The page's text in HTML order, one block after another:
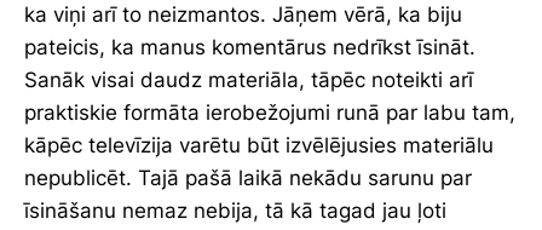
ka viņi arī to neizmantos. Jāņem vērā, ka biju
pateicis, ka manus komentārus nedrīkst īsināt.
Sanāk visai daudz materiāla, tāpēc noteikti arī
praktiskie formāta ierobežojumi runā par labu tam,
kāpēc televīzija varētu būt izvēlējusies materiālu
nepublicēt. Tajā pašā laikā nekādu sarunu par
īsināšanu nemaz nebija, tā kā tagad jau ļoti